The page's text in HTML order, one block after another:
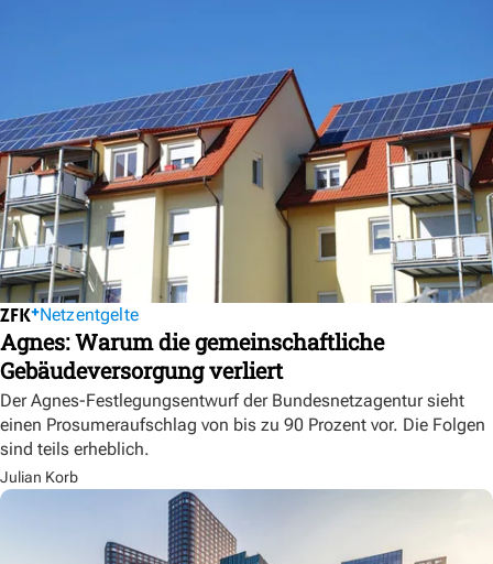
Netzentgelte
Agnes: Warum die gemeinschaftliche
Gebäudeversorgung verliert
Der Agnes-Festlegungsentwurf der Bundesnetzagentur sieht
einen Prosumeraufschlag von bis zu 90 Prozent vor. Die Folgen
sind teils erheblich.
Julian Korb